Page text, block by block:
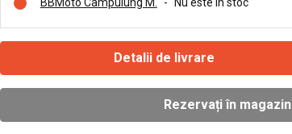
BBMoto Câmpulung M.
- Nu este în stoc
Detalii de livrare
Rezervați în magazin